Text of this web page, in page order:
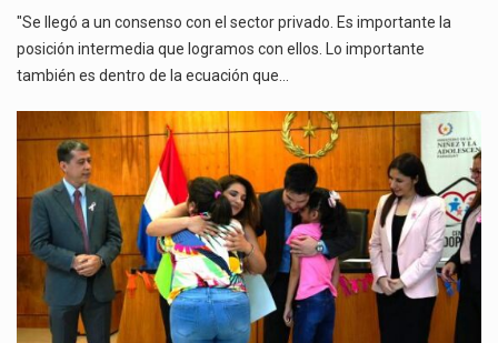
"Se llegó a un consenso con el sector privado. Es importante la
posición intermedia que logramos con ellos. Lo importante
también es dentro de la ecuación que…